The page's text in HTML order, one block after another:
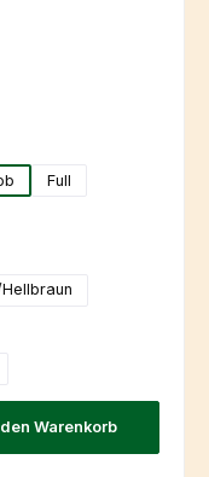
Full
Warenkorb